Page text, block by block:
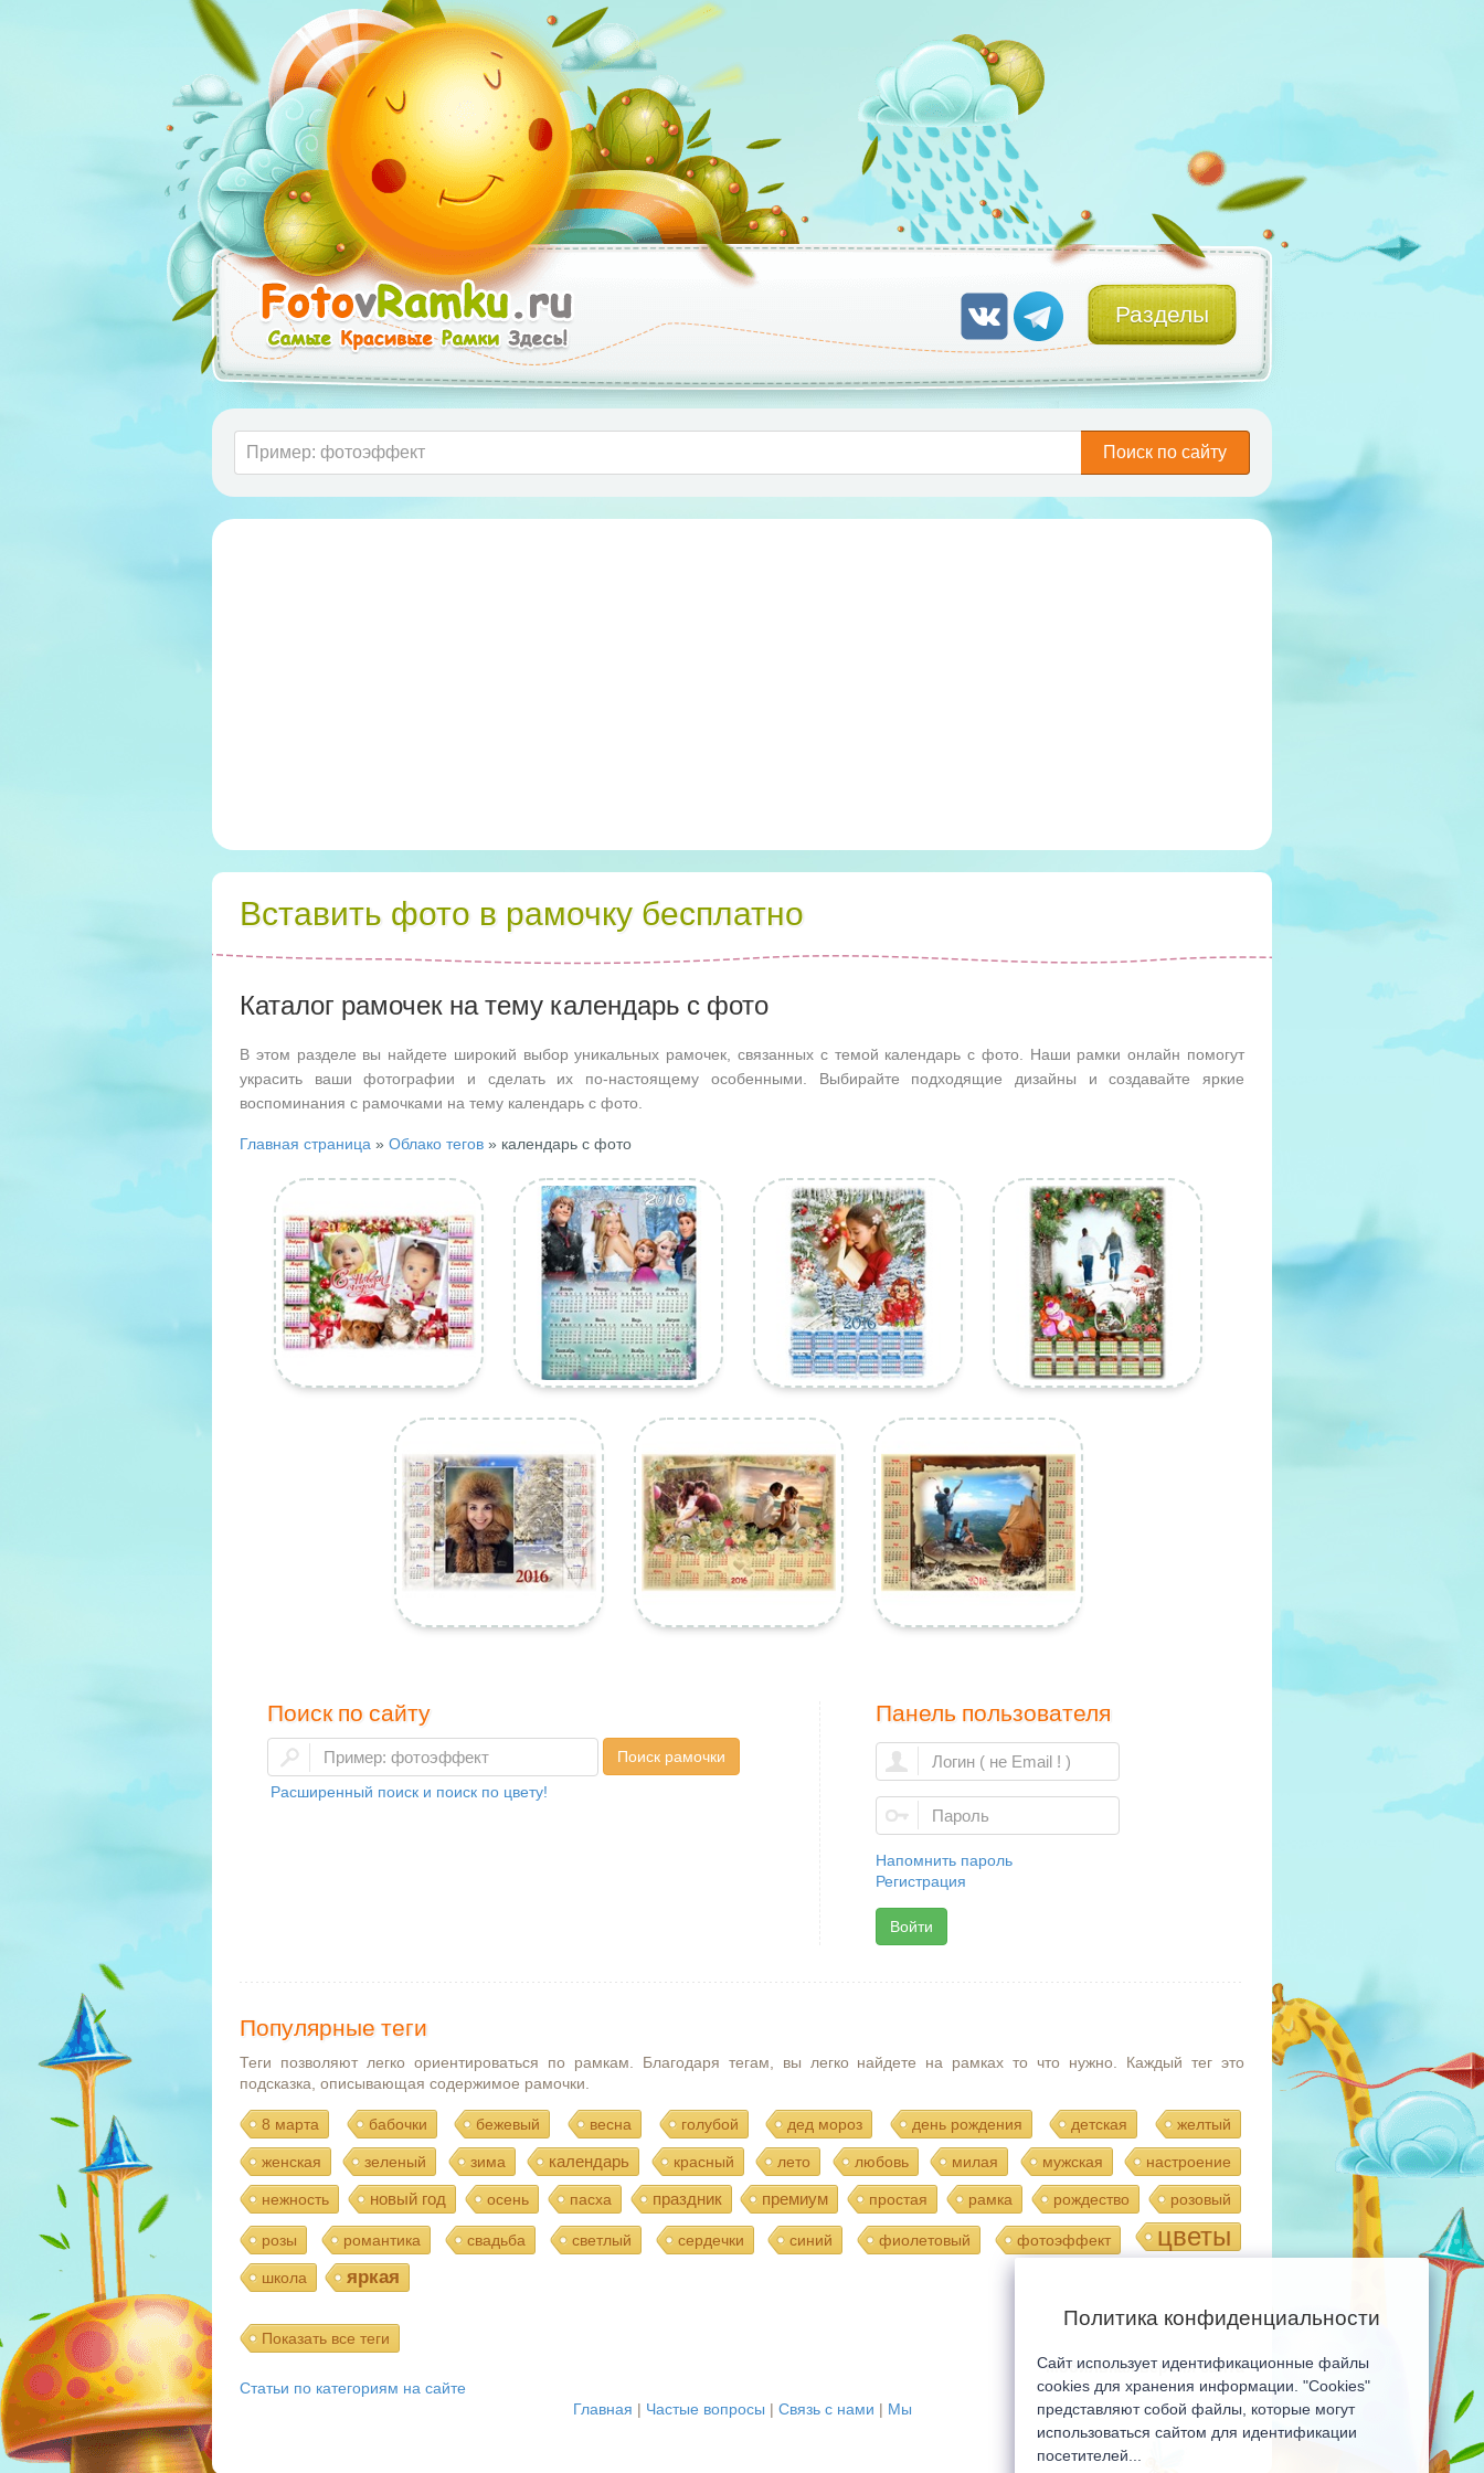
Разделы
Поиск по сайту
Вставить фото в рамочку бесплатно
Каталог рамочек на тему календарь с фото
В этом разделе вы найдете широкий выбор уникальных рамочек, связанных с темой календарь с фото. Наши рамки онлайн помогут
украсить ваши фотографии и сделать их по-настоящему особенными. Выбирайте подходящие дизайны и создавайте яркие
воспоминания с рамочками на тему календарь с фото.
Главная страница » Облако тегов » календарь с фото
Поиск по сайту
Поиск рамочки
Расширенный поиск и поиск по цвету!
Панель пользователя
Напомнить пароль
Регистрация
Войти
Популярные теги
Теги позволяют легко ориентироваться по рамкам. Благодаря тегам, вы легко найдете на рамках то что нужно. Каждый тег это
подсказка, описывающая содержимое рамочки.
8 марта бабочки бежевый весна голубой дед мороз день рождения детская желтый
женская зеленый зима календарь красный лето любовь милая мужская настроение
нежность новый год осень пасха праздник премиум простая рамка рождество розовый
розы романтика свадьба светлый сердечки синий фиолетовый фотоэффект цветы
школа яркая
Показать все теги
Мобильная версия сайта
Статьи по категориям на сайте
Главная | Частые вопросы | Связь с нами | Мы
Политика конфиденциальности
Сайт использует идентификационные файлы
cookies для хранения информации. "Cookies"
представляют собой файлы, которые могут
использоваться сайтом для идентификации
посетителей...